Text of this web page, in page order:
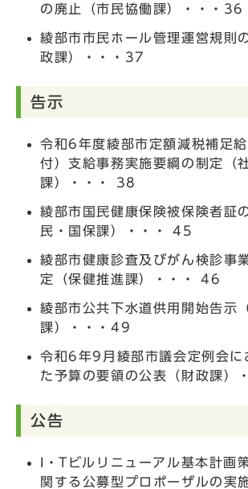
の廃止（市民協働課）・・・36
綾部市市民ホール管理運営規則
政課）・・・37
告示
令和6年度綾部市定額減税補足
付）支給事務実施要綱の制定（
課）・・・ 38
綾部市国民健康保険被保険者証
民・国保課）・・・ 45
綾部市健康診査及びがん検診事
定（保健推進課）・・・ 46
綾部市公共下水道供用開始告示
課）・・・49
令和6年9月綾部市議会定例会に
た予算の要領の公表（財政課）
公告
I・Tビルリニューアル基本計画
関する公募型プロポーザルの実